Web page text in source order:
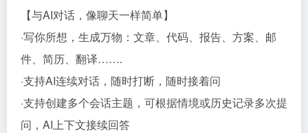
【与AI对话，像聊天一样简单】
·写你所想，生成万物：文章、代码、报告、方案、邮
件、简历、翻译…….
·支持AI连续对话，随时打断，随时接着问
·支持创建多个会话主题，可根据情境或历史记录多次提
问，AI上下文接续回答